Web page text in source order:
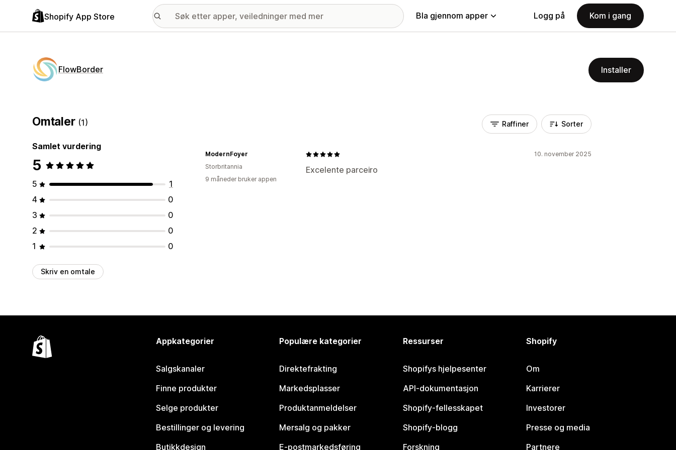
Shopify App Store Bla gjennom apper Logg på Kom i gang
FlowBorder Installer
Omtaler (1)
Samlet vurdering
5
5
1
4
0
3
0
2
0
1
0
Skriv en omtale
Raffiner Sorter
10. november 2025
Excelente parceiro
ModernFoyer
Storbritannia
9 måneder bruker appen
Appkategorier
Salgskanaler
Finne produkter
Selge produkter
Bestillinger og levering
Butikkdesign
Populære kategorier
Direktefrakting
Markedsplasser
Produktanmeldelser
Mersalg og pakker
E-postmarkedsføring
Ressurser
Shopifys hjelpesenter
API-dokumentasjon
Shopify-fellesskapet
Shopify-blogg
Forskning
Shopify
Om
Karrierer
Investorer
Presse og media
Partnere